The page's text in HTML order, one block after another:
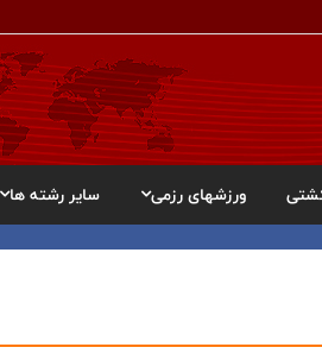
ورزشهای رزمی سایر رشته ها